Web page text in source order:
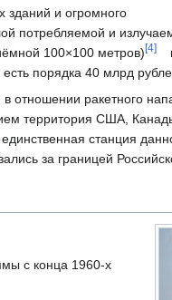
зданий и огромного
потребляемой и
100×100 метров)[4]
порядка 40 млрд
отношении ракетного
территория США,
станция
за границей
с конца 1960-х